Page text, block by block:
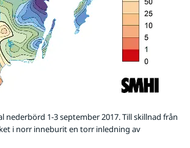
nederbörd 1-3 september 2017. Till skillnad från
i norr inneburit en torr inledning av